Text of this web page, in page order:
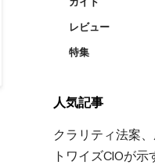
レビュー
特集
人気記事
クラリティ法案
トワイズCIOが